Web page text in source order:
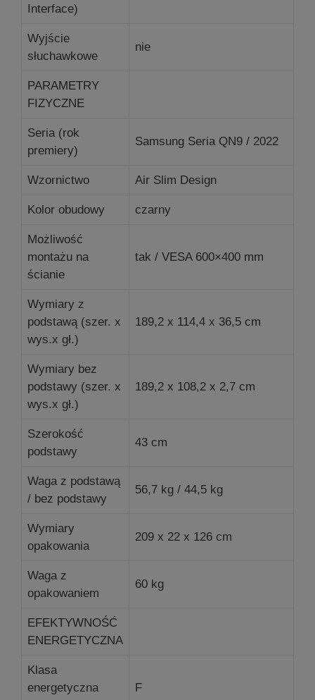
Interface)
Wyjście
słuchawkowe
nie
PARAMETRY
FIZYCZNE
Seria (rok
premiery)
Samsung Seria QN9 / 2022
Wzornictwo Air Slim Design
Kolor obudowy czarny
Możliwość
montażu na
ścianie
tak / VESA 600×400 mm
Wymiary z
podstawą (szer. x
wys.x gł.)
189,2 x 114,4 x 36,5 cm
Wymiary bez
podstawy (szer. x
wys.x gł.)
189,2 x 108,2 x 2,7 cm
Szerokość
podstawy
43 cm
Waga z podstawą
/ bez podstawy
56,7 kg / 44,5 kg
Wymiary
opakowania
209 x 22 x 126 cm
Waga z
opakowaniem
60 kg
EFEKTYWNOŚĆ
ENERGETYCZNA
Klasa
energetyczna
F